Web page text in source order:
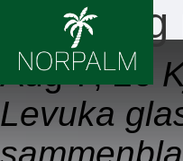
Aug 7, 26
Levuka